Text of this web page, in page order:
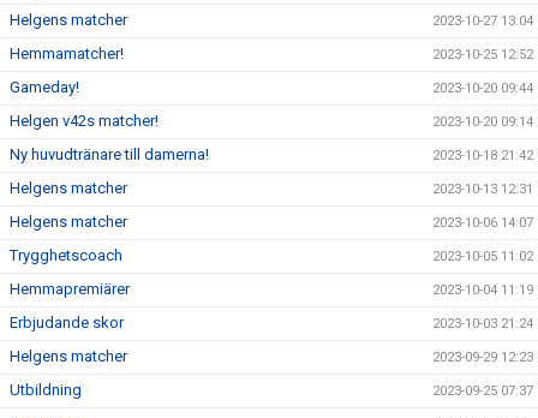
Helgens matcher 2023-10-27 13:04
Hemmamatcher! 2023-10-25 12:52
Gameday! 2023-10-20 09:44
Helgen v42s matcher! 2023-10-20 09:14
Ny huvudtränare till damerna! 2023-10-18 21:42
Helgens matcher 2023-10-13 12:31
Helgens matcher 2023-10-06 14:07
Trygghetscoach 2023-10-05 11:02
Hemmapremiärer 2023-10-04 11:19
Erbjudande skor 2023-10-03 21:24
Helgens matcher 2023-09-29 12:23
Utbildning 2023-09-25 07:37